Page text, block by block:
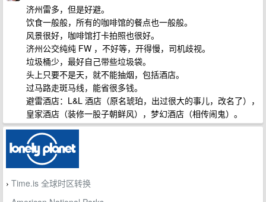
济州雷多，但是好避。
饮食一般般，所有的咖啡馆的餐点也一般般。
风景很好，咖啡馆打卡拍照也很好。
济州公交纯纯 FW ，不好等，开得慢，司机歧视。
垃圾桶少，最好自己带些垃圾袋。
头上只要不是天，就不能抽烟，包括酒店。
过马路走斑马线，能省很多钱。
避雷酒店：L&L 酒店（原名琥珀，出过很大的事儿，改名了），
皇家酒店（装修一股子朝鲜风），梦幻酒店（相传闹鬼）。
› Time.is 全球时区转换